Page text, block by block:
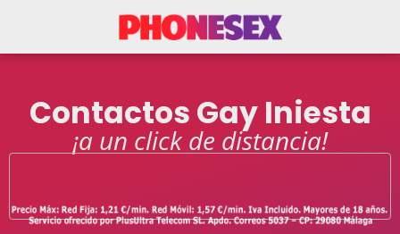
Contactos Gay Iniesta
¡a un click de distancia!